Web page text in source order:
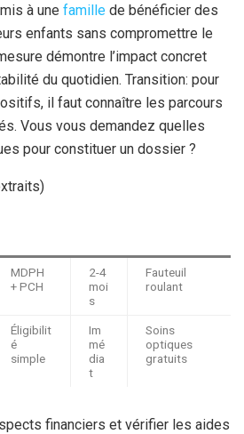
à une famille de bénéficier des
enfants sans compromettre le
démontre l’impact concret
du quotidien. Transition: pour
il faut connaître les parcours
Vous vous demandez quelles
pour constituer un dossier ?
MDPH
+ PCH
2-4
moi
s
Fauteuil
roulant
Éligibilit
é
simple
Im
mé
dia
t
Soins
optiques
gratuits
financiers et vérifier les aides